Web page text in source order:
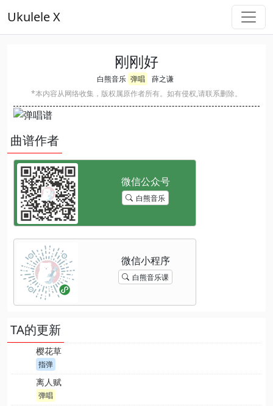
Ukulele X
刚刚好
白熊音乐 弹唱
薛之谦
*本内容从网络收集，版权属原作者所有。如有侵权,请联系删除。
曲谱作者
白熊音乐
白熊音乐课
TA的更新
樱花草
指弹
离人赋
弹唱